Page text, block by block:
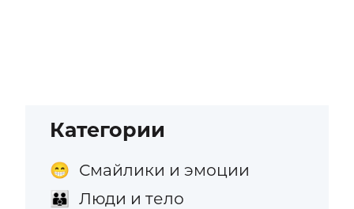
Категории
😁 Смайлики и эмоции
👪 Люди и тело